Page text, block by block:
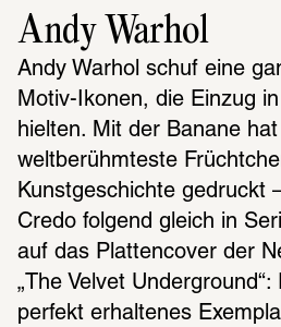
Andy Warhol
Andy Warhol schuf eine
Motiv-Ikonen, die Einzug
hielten. Mit der Banane
weltberühmteste
Kunstgeschichte gedruckt
Credo folgend gleich in
auf das Plattencover der
„The Velvet
perfekt erhaltenes